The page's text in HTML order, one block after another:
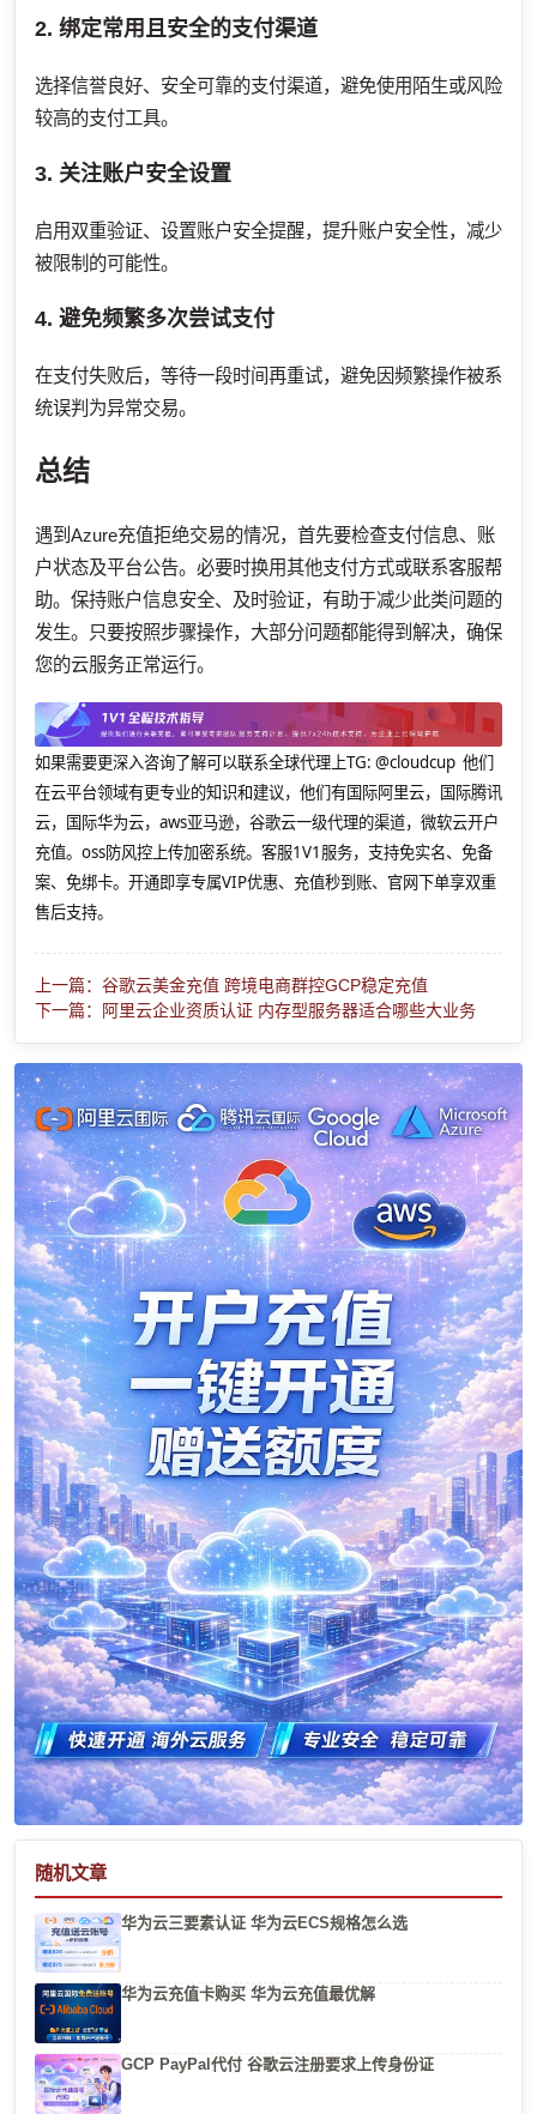
2. 绑定常用且安全的支付渠道
选择信誉良好、安全可靠的支付渠道，避免使用陌生或风险
较高的支付工具。
3. 关注账户安全设置
启用双重验证、设置账户安全提醒，提升账户安全性，减少
被限制的可能性。
4. 避免频繁多次尝试支付
在支付失败后，等待一段时间再重试，避免因频繁操作被系
统误判为异常交易。
总结
遇到Azure充值拒绝交易的情况，首先要检查支付信息、账
户状态及平台公告。必要时换用其他支付方式或联系客服帮
助。保持账户信息安全、及时验证，有助于减少此类问题的
发生。只要按照步骤操作，大部分问题都能得到解决，确保
您的云服务正常运行。
如果需要更深入咨询了解可以联系全球代理上TG: @cloudcup 他们
在云平台领域有更专业的知识和建议，他们有国际阿里云，国际腾讯
云，国际华为云，aws亚马逊，谷歌云一级代理的渠道，微软云开户
充值。oss防风控上传加密系统。客服1V1服务，支持免实名、免备
案、免绑卡。开通即享专属VIP优惠、充值秒到账、官网下单享双重
售后支持。
上一篇：谷歌云美金充值 跨境电商群控GCP稳定充值
下一篇：阿里云企业资质认证 内存型服务器适合哪些大业务
随机文章
华为云三要素认证 华为云ECS规格怎么选
华为云充值卡购买 华为云充值最优解
GCP PayPal代付 谷歌云注册要求上传身份证